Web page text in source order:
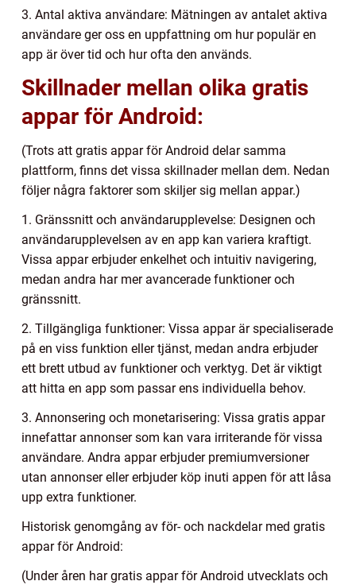
3. Antal aktiva användare: Mätningen av antalet aktiva
användare ger oss en uppfattning om hur populär en
app är över tid och hur ofta den används.
Skillnader mellan olika gratis
appar för Android:
(Trots att gratis appar för Android delar samma
plattform, finns det vissa skillnader mellan dem. Nedan
följer några faktorer som skiljer sig mellan appar.)
1. Gränssnitt och användarupplevelse: Designen och
användarupplevelsen av en app kan variera kraftigt.
Vissa appar erbjuder enkelhet och intuitiv navigering,
medan andra har mer avancerade funktioner och
gränssnitt.
2. Tillgängliga funktioner: Vissa appar är specialiserade
på en viss funktion eller tjänst, medan andra erbjuder
ett brett utbud av funktioner och verktyg. Det är viktigt
att hitta en app som passar ens individuella behov.
3. Annonsering och monetarisering: Vissa gratis appar
innefattar annonser som kan vara irriterande för vissa
användare. Andra appar erbjuder premiumversioner
utan annonser eller erbjuder köp inuti appen för att låsa
upp extra funktioner.
Historisk genomgång av för- och nackdelar med gratis
appar för Android:
(Under åren har gratis appar för Android utvecklats och